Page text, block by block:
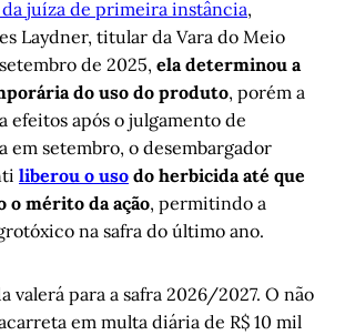
juíza de primeira instância,
Laydner, titular da Vara do Meio
de 2025, ela determinou a
do uso do produto, porém a
efeitos após o julgamento de
em setembro, o desembargador
liberou o uso do herbicida até que
o mérito da ação, permitindo a
na safra do último ano.
valerá para a safra 2026/2027. O não
em multa diária de R$ 10 mil